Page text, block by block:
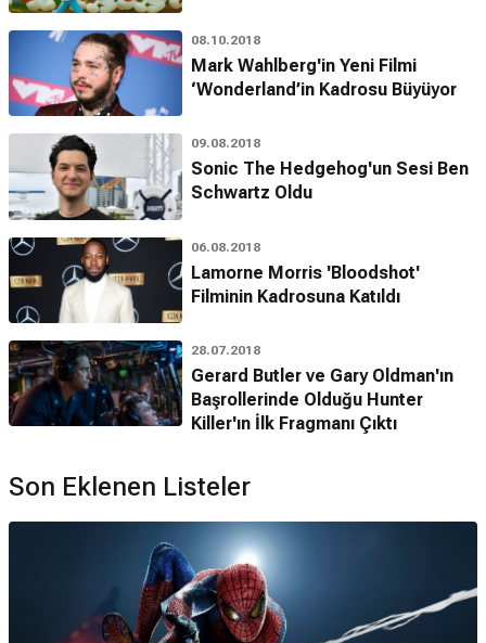
08.10.2018
Mark Wahlberg'in Yeni Filmi
‘Wonderland’in Kadrosu Büyüyor
09.08.2018
Sonic The Hedgehog'un Sesi Ben
Schwartz Oldu
06.08.2018
Lamorne Morris 'Bloodshot'
Filminin Kadrosuna Katıldı
28.07.2018
Gerard Butler ve Gary Oldman'ın
Başrollerinde Olduğu Hunter
Killer'ın İlk Fragmanı Çıktı
Son Eklenen Listeler